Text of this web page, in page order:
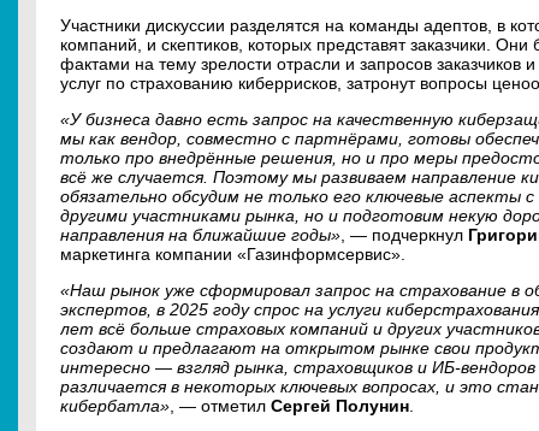
Участники дискуссии разделятся на команды адептов, в
компаний, и скептиков, которых представят заказчики.
фактами на тему зрелости отрасли и запросов заказчиков
услуг по страхованию киберрисков, затронут вопросы
«У бизнеса давно есть запрос на качественную
мы как вендор, совместно с партнёрами, готовы
только про внедрённые решения, но и про меры
всё же случается. Поэтому мы развиваем направление
обязательно обсудим не только его ключевые аспекты
другими участниками рынка, но и подготовим некую
направления на ближайшие годы» , — подчеркнул
маркетинга компании «Газинформсервис».
«Наш рынок уже сформировал запрос на страхование в
экспертов, в 2025 году спрос на услуги
лет всё больше страховых компаний и других
создают и предлагают на открытом рынке свои
интересно — взгляд рынка, страховщиков и ИБ-вендоров
различается в некоторых ключевых вопросах, и это
кибербатла» , — отметил Сергей Полунин